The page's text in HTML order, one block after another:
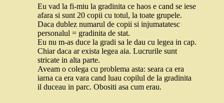
Eu vad la fi-miu la gradinita ce haos e cand se iese
afara si sunt 20 copii cu totul, la toate grupele.
Daca dublez numarul de copii si injumatatesc
personalul = gradinita de stat.
Eu nu m-as duce la gradi sa le dau cu legea in cap.
Chiar daca ar exista legea aia. Lucrurile sunt
stricate in alta parte.
Aveam o colega cu problema asta: seara ca era
iarna ca era vara cand luau copilul de la gradinita
il duceau in parc. Obositi asa cum erau.